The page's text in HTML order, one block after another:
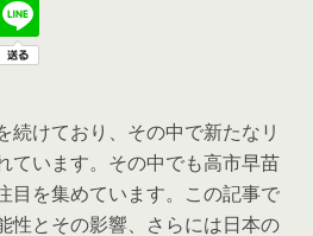
続けており、その中で新たなリ
ています。その中でも高市早苗
目を集めています。この記事で
性とその影響、さらには日本の